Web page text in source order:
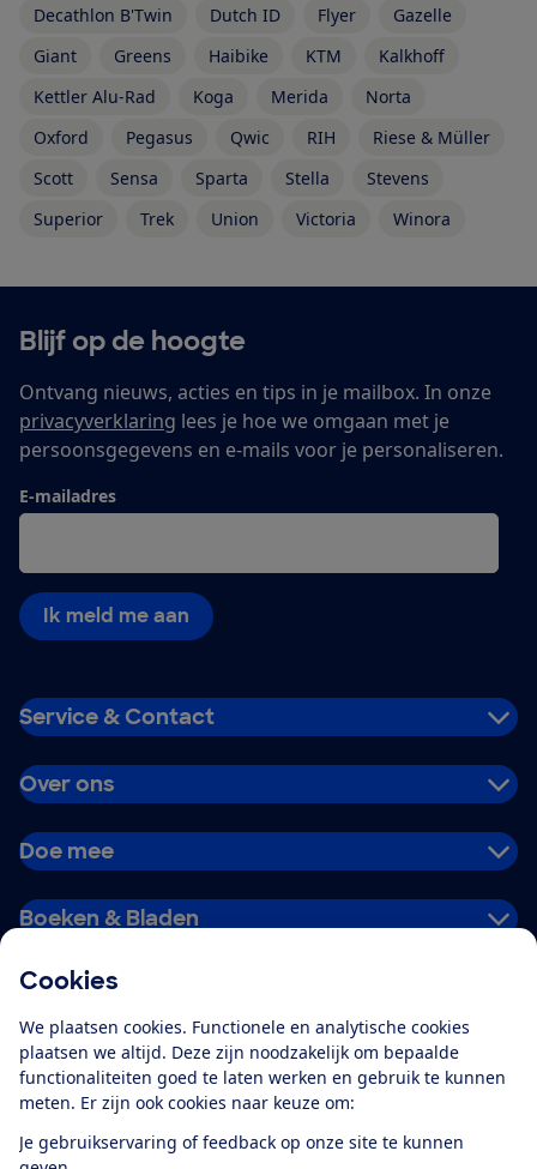
Cookies
We plaatsen cookies. Functionele en analytische cookies
plaatsen we altijd. Deze zijn noodzakelijk om bepaalde
functionaliteiten goed te laten werken en gebruik te kunnen
meten. Er zijn ook cookies naar keuze om:
Je gebruikservaring of feedback op onze site te kunnen
Decathlon B'Twin
Dutch ID Flyer
Gazelle
Giant
Greens Haibike KTM
Kalkhoff
Kettler Alu-Rad
Koga Merida
Norta
Oxford
Pegasus Qwic RIH
Riese & Müller
Scott
Sensa Sparta Stella
Stevens
Superior
Trek Union Victoria Winora
Blijf op de hoogte
Ontvang nieuws, acties en tips in je mailbox. In onze
privacyverklaring lees je hoe we omgaan met je
persoonsgegevens en e-mails voor je personaliseren.
E-mailadres
Ik meld me aan
Service & Contact
Over ons
Doe mee
Boeken & Bladen
Alles over de
app